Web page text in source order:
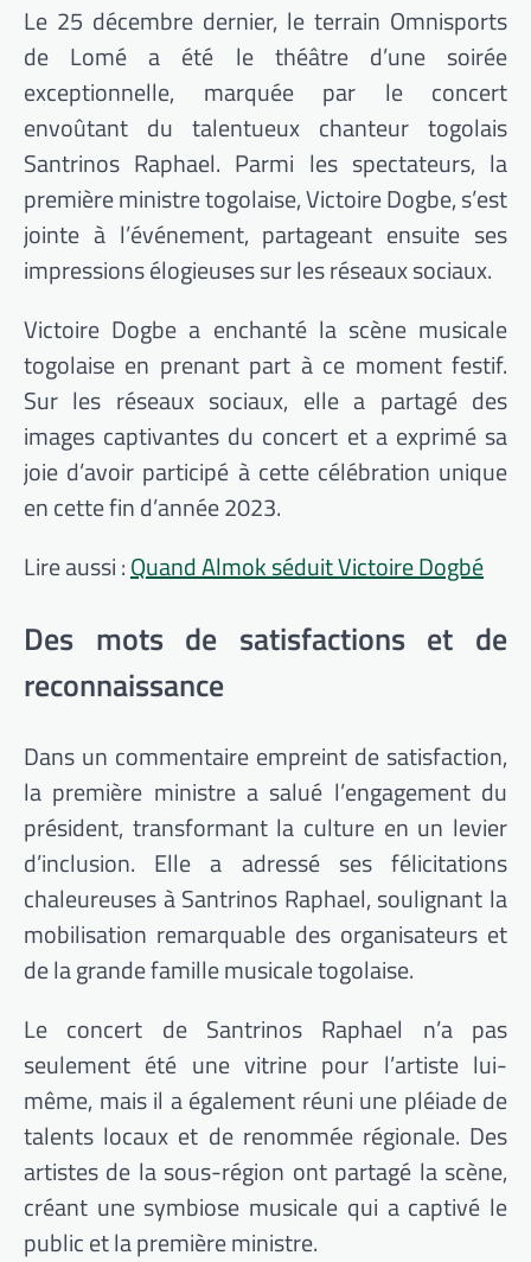
Le 25 décembre dernier, le terrain Omnisports
de Lomé a été le théâtre d’une soirée
exceptionnelle, marquée par le concert
envoûtant du talentueux chanteur togolais
Santrinos Raphael. Parmi les spectateurs, la
première ministre togolaise, Victoire Dogbe, s’est
jointe à l’événement, partageant ensuite ses
impressions élogieuses sur les réseaux sociaux.
Victoire Dogbe a enchanté la scène musicale
togolaise en prenant part à ce moment festif.
Sur les réseaux sociaux, elle a partagé des
images captivantes du concert et a exprimé sa
joie d’avoir participé à cette célébration unique
en cette fin d’année 2023.
Lire aussi :Quand Almok séduit Victoire Dogbé
Des mots de satisfactions et de
reconnaissance
Dans un commentaire empreint de satisfaction,
la première ministre a salué l’engagement du
président, transformant la culture en un levier
d’inclusion. Elle a adressé ses félicitations
chaleureuses à Santrinos Raphael, soulignant la
mobilisation remarquable des organisateurs et
de la grande famille musicale togolaise.
Le concert de Santrinos Raphael n’a pas
seulement été une vitrine pour l’artiste lui-
même, mais il a également réuni une pléiade de
talents locaux et de renommée régionale. Des
artistes de la sous-région ont partagé la scène,
créant une symbiose musicale qui a captivé le
public et la première ministre.